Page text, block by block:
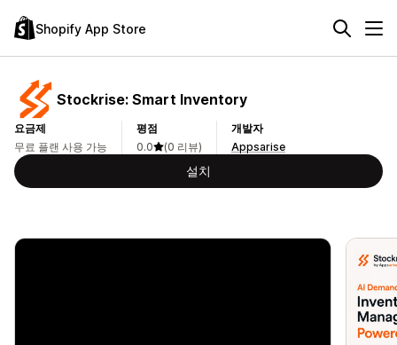
Shopify App Store
Stockrise: Smart Inventory
요금제
무료 플랜 사용 가능
평점
0.0
(0 리뷰)
개발자
Appsarise
설치